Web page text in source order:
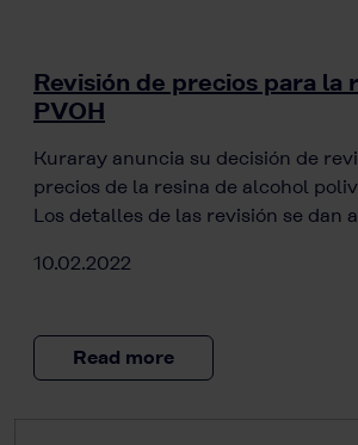
Revisión de precios para la
PVOH
Kuraray anuncia su decisión de
precios de la resina de alcohol
Los detalles de las revisión se dan
10.02.2022
Read more